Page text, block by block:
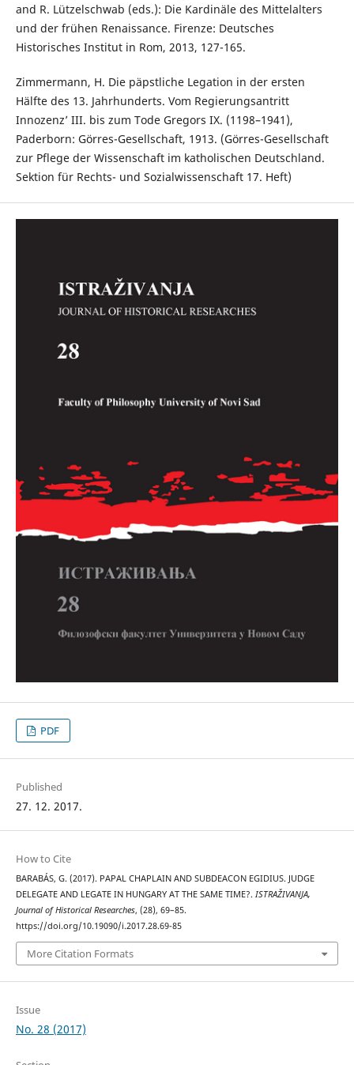
and R. Lützelschwab (eds.): Die Kardinäle des Mittelalters
und der frühen Renaissance. Firenze: Deutsches
Historisches Institut in Rom, 2013, 127-165.
Zimmermann, H. Die päpstliche Legation in der ersten
Hälfte des 13. Jahrhunderts. Vom Regierungsantritt
Innozenz’ III. bis zum Tode Gregors IX. (1198–1941),
Paderborn: Görres-Gesellschaft, 1913. (Görres-Gesellschaft
zur Pflege der Wissenschaft im katholischen Deutschland.
Sektion für Rechts- und Sozialwissenschaft 17. Heft)
PDF
Published
27. 12. 2017.
How to Cite
BARABÁS, G. (2017). PAPAL CHAPLAIN AND SUBDEACON EGIDIUS. JUDGE
DELEGATE AND LEGATE IN HUNGARY AT THE SAME TIME?. ISTRAŽIVANJA,
Јournal of Historical Researches, (28), 69–85.
https://doi.org/10.19090/i.2017.28.69-85
More Citation Formats
Issue
No. 28 (2017)